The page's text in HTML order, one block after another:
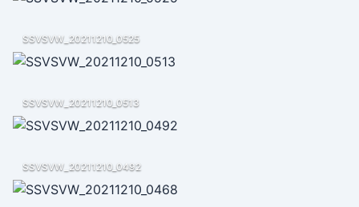
SSVSVW_20211210_0525
SSVSVW_20211210_0513
SSVSVW_20211210_0492